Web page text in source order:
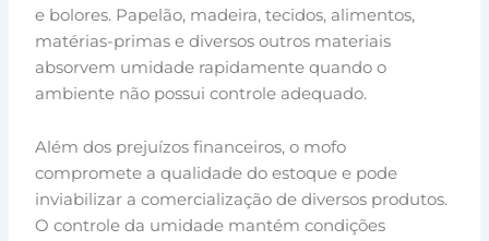
e bolores. Papelão, madeira, tecidos, alimentos,
matérias-primas e diversos outros materiais
absorvem umidade rapidamente quando o
ambiente não possui controle adequado.
Além dos prejuízos financeiros, o mofo
compromete a qualidade do estoque e pode
inviabilizar a comercialização de diversos produtos.
O controle da umidade mantém condições